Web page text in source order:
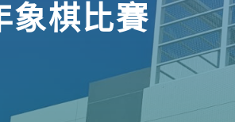
象棋比賽